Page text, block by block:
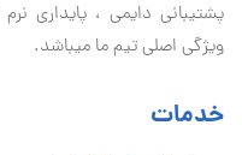
پشتیبانی دايمی ، پایداری
ویژگی اصلی تیم ما میباشد.
خدمات